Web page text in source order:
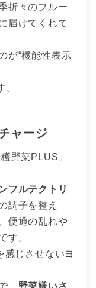
折々のフルー
届けてくれて
が“機能性表示
。
ャージ
野菜PLUS」
フルテクトリ
調子を整え
便通の乱れや
す。
感じさせないヨ
、 野菜嫌いさ